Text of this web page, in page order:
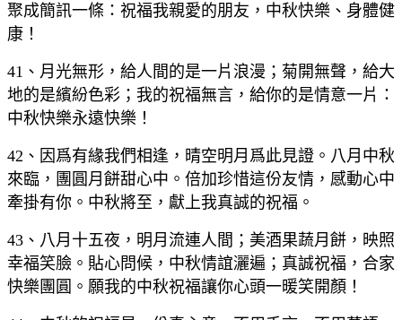
聚成簡訊一條：祝福我親愛的朋友，中秋快樂、身體健
康！
41、月光無形，給人間的是一片浪漫；菊開無聲，給大
地的是繽紛色彩；我的祝福無言，給你的是情意一片：
中秋快樂永遠快樂！
42、因爲有緣我們相逢，晴空明月爲此見證。八月中秋
來臨，團圓月餅甜心中。倍加珍惜這份友情，感動心中
牽掛有你。中秋將至，獻上我真誠的祝福。
43、八月十五夜，明月流連人間；美酒果蔬月餅，映照
幸福笑臉。貼心問候，中秋情誼灑遍；真誠祝福，合家
快樂團圓。願我的中秋祝福讓你心頭一暖笑開顏！